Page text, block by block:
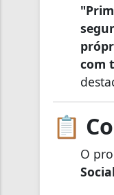
com
📋
O